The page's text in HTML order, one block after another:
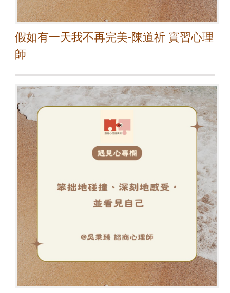
假如有一天我不再完美-陳道祈 實習心理
師